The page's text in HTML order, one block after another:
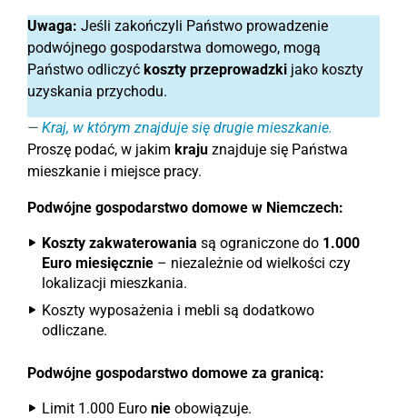
Uwaga: Jeśli zakończyli Państwo prowadzenie
podwójnego gospodarstwa domowego, mogą
Państwo odliczyć koszty przeprowadzki jako koszty
uzyskania przychodu.
Kraj, w którym znajduje się drugie mieszkanie.
Proszę podać, w jakim kraju znajduje się Państwa
mieszkanie i miejsce pracy.
Podwójne gospodarstwo domowe w Niemczech:
Koszty zakwaterowania są ograniczone do 1.000
Euro miesięcznie – niezależnie od wielkości czy
lokalizacji mieszkania.
Koszty wyposażenia i mebli są dodatkowo
odliczane.
Podwójne gospodarstwo domowe za granicą:
Limit 1.000 Euro nie obowiązuje.